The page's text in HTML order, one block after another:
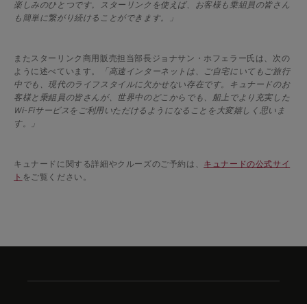
楽しみのひとつです。スターリンクを使えば、お客様も乗組員の皆さん
も簡単に繋がり続けることができます。」
またスターリンク商用販売担当部長ジョナサン・ホフェラー氏は、次の
ように述べています。
「高速インターネットは、ご自宅にいてもご旅行
中でも、現代のライフスタイルに欠かせない存在です。キュナードのお
客様と乗組員の皆さんが、世界中のどこからでも、船上でより充実した
Wi-Fiサービスをご利用いただけるようになることを大変嬉しく思いま
す。」
キュナードに関する詳細やクルーズのご予約は、 キュナードの公式サイ
ト をご覧ください。